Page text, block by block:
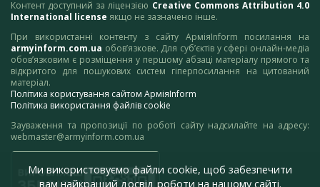
Контент доступний за ліцензією Creative Commons Attribution 4.0
International license якщо не зазначено інше.
При використанні контенту з сайту АрміяInform посилання на
armyinform.com.ua обов’язкове. Для суб’єктів у сфері онлайн-медіа
обов’язковим є розміщення у першому абзаці матеріалу прямого та
відкритого для пошукових систем гіперпосилання на цитований
матеріал.
Політика користування сайтом АрміяInform
Політика використання файлів cookie
Зауваження та пропозиції по роботі сайту надсилайте на адресу:
webmaster@armyinform.com.ua
Ми використовуємо файли cookie, щоб забезпечити
вам найкращий досвід роботи на нашому сайті.